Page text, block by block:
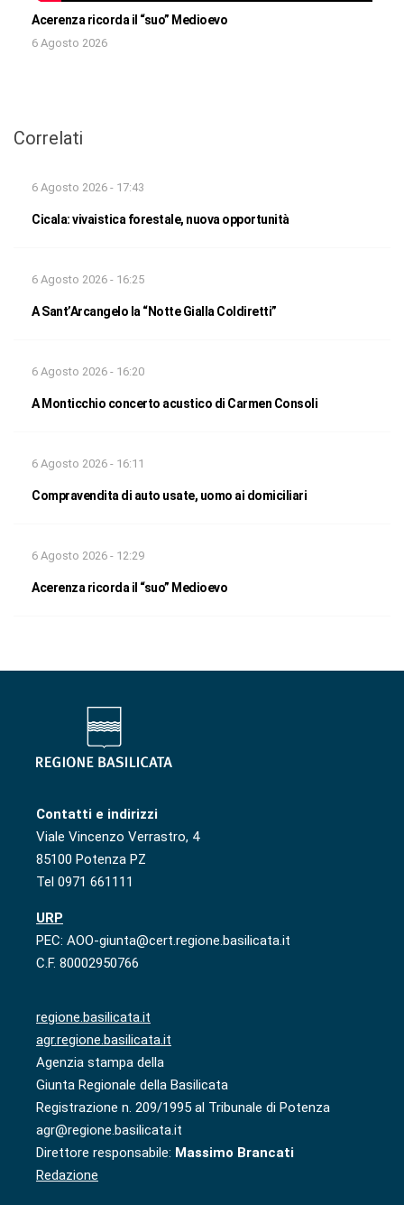
Acerenza ricorda il “suo” Medioevo
6 Agosto 2026
Correlati
6 Agosto 2026 - 17:43
Cicala: vivaistica forestale, nuova opportunità
6 Agosto 2026 - 16:25
A Sant’Arcangelo la “Notte Gialla Coldiretti”
6 Agosto 2026 - 16:20
A Monticchio concerto acustico di Carmen Consoli
6 Agosto 2026 - 16:11
Compravendita di auto usate, uomo ai domiciliari
6 Agosto 2026 - 12:29
Acerenza ricorda il “suo” Medioevo
Contatti e indirizzi
Viale Vincenzo Verrastro, 4
85100 Potenza PZ
Tel 0971 661111
URP
PEC: AOO-giunta@cert.regione.basilicata.it
C.F. 80002950766
regione.basilicata.it
agr.regione.basilicata.it
Agenzia stampa della
Giunta Regionale della Basilicata
Registrazione n. 209/1995 al Tribunale di Potenza
agr@regione.basilicata.it
Direttore responsabile: Massimo Brancati
Redazione